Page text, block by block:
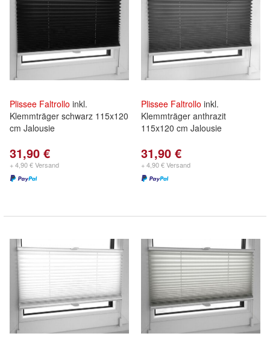
Plissee Faltrollo inkl.
Klemmträger schwarz 115x120
cm Jalousie
31,90 €
+ 4,90 € Versand
Plissee Faltrollo inkl.
Klemmträger anthrazit
115x120 cm Jalousie
31,90 €
+ 4,90 € Versand